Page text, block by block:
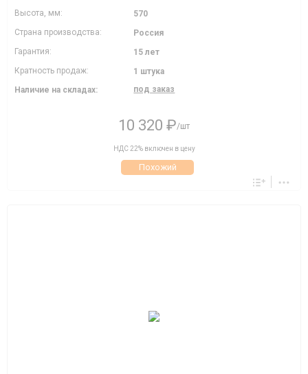
Высота, мм:
570
Страна производства:
Россия
Гарантия:
15 лет
Кратность продаж:
1 штука
Наличие на складах:
под заказ
10 320 ₽/шт
НДС 22% включен в цену
Похожий